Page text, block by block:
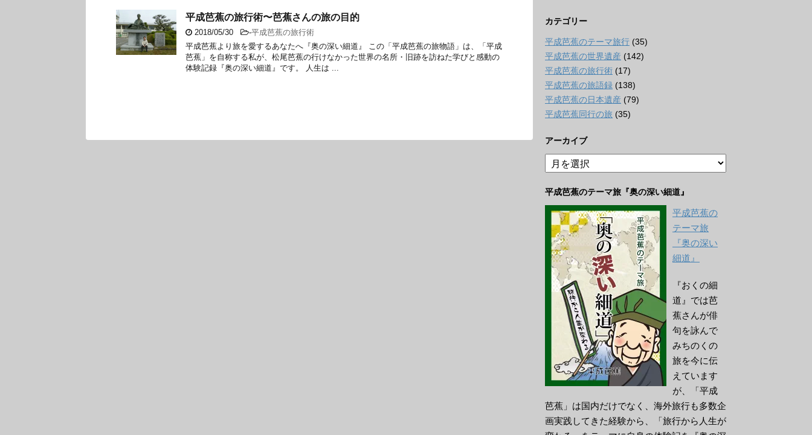
平成芭蕉の旅行術〜芭蕉さんの旅の目的
2018/05/30 -平成芭蕉の旅行術
平成芭蕉より旅を愛するあなたへ『奥の深い細道』 この「平成芭蕉の旅物語」は、「平成
芭蕉」を自称する私が、松尾芭蕉の行けなかった世界の名所・旧跡を訪ねた学びと感動の
体験記録『奥の深い細道』です。 人生は ...
カテゴリー
平成芭蕉のテーマ旅行 (35)
平成芭蕉の世界遺産 (142)
平成芭蕉の旅行術 (17)
平成芭蕉の旅語録 (138)
平成芭蕉の日本遺産 (79)
平成芭蕉同行の旅 (35)
アーカイブ
ア
ー
イ
ブ
平成芭蕉のテーマ旅『奥の深い細道』
平成芭蕉の
テーマ旅
『奥の深い
細道』
『おくの細
道』では芭
蕉さんが俳
句を詠んで
みちのくの
旅を今に伝
えています
が、「平成
芭蕉」は国内だけでなく、海外旅行も多数企
画実践してきた経験から、「旅行から人生が